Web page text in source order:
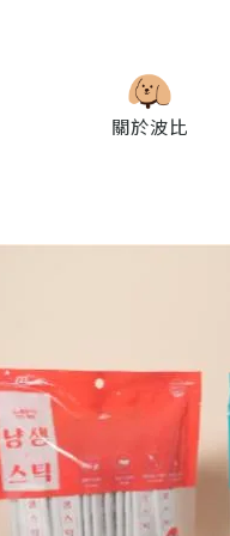
關於波比